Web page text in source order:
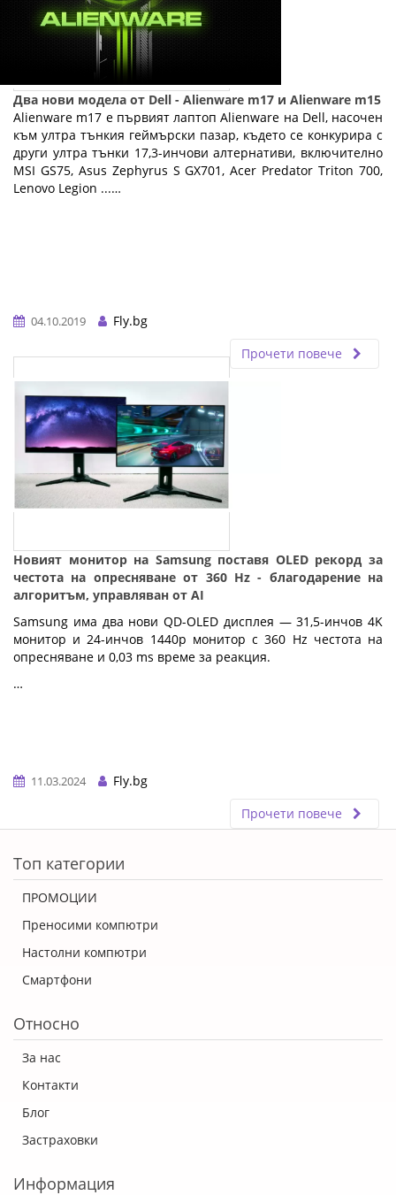
Два нови модела от Dell - Alienware m17 и Alienware m15
Alienware m17 е първият лаптоп Alienware на Dell, насочен
към ултра тънкия геймърски пазар, където се конкурира с
други ултра тънки 17,3-инчови алтернативи, включително
MSI GS75, Asus Zephyrus S GX701, Acer Predator Triton 700,
Lenovo Legion ...…
04.10.2019
Fly.bg
Прочети повече
Новият монитор на Samsung поставя OLED рекорд за
честота на опресняване от 360 Hz - благодарение на
алгоритъм, управляван от AI
Samsung има два нови QD-OLED дисплея — 31,5-инчов 4K
монитор и 24-инчов 1440p монитор с 360 Hz честота на
опресняване и 0,03 ms време за реакция.
…
11.03.2024
Fly.bg
Прочети повече
Топ категории
ПРОМОЦИИ
Преносими компютри
Настолни компютри
Смартфони
Относно
За нас
Контакти
Блог
Застраховки
Информация